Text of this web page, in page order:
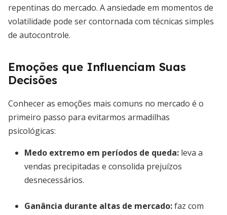
repentinas do mercado. A ansiedade em momentos de
volatilidade pode ser contornada com técnicas simples
de autocontrole.
Emoções que Influenciam Suas
Decisões
Conhecer as emoções mais comuns no mercado é o
primeiro passo para evitarmos armadilhas
psicológicas:
Medo extremo em períodos de queda: leva a
vendas precipitadas e consolida prejuízos
desnecessários.
Ganância durante altas de mercado:faz com